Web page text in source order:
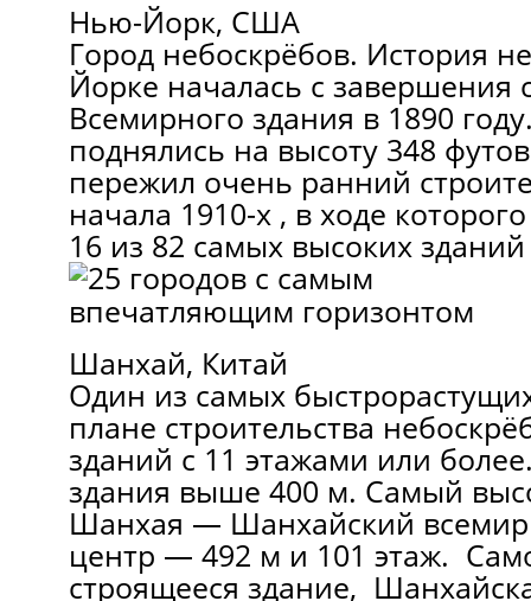
Нью-Йорк, США
Город небоскрёбов. История
Йорке началась с завершения
Всемирного здания в 1890
поднялись на высоту 348
пережил очень ранний
начала 1910-х , в ходе
16 из 82 самых высоких
Шанхай, Китай
Один из самых
плане строительства
зданий с 11 этажами или
здания выше 400 м. Самый
Шанхая — Шанхайский
центр — 492 м и 101 этаж.
строящееся здание,